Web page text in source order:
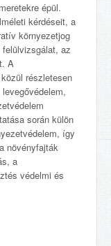
épül.
kérdéseit, a
környezetjog
az
A
részletesen
során külön
így
növényfajták
a
védelmi és